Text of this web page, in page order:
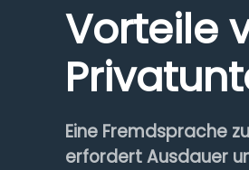
Vorteile
Eine Fremdsprache
erfordert Ausdauer